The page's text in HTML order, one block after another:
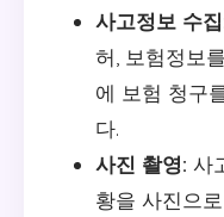
사고정보 수
허, 보험정보
에 보험 청구
다.
사진 촬영: 사
황을 사진으